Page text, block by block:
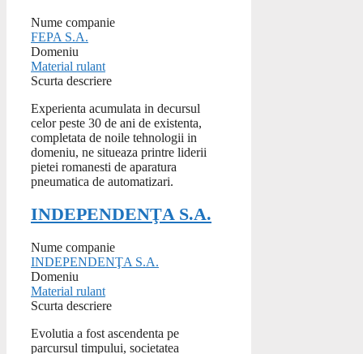
Nume companie
FEPA S.A.
Domeniu
Material rulant
Scurta descriere
Experienta acumulata in decursul
celor peste 30 de ani de existenta,
completata de noile tehnologii in
domeniu, ne situeaza printre liderii
pietei romanesti de aparatura
pneumatica de automatizari.
INDEPENDENŢA S.A.
Nume companie
INDEPENDENŢA S.A.
Domeniu
Material rulant
Scurta descriere
Evolutia a fost ascendenta pe
parcursul timpului, societatea